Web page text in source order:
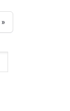
»